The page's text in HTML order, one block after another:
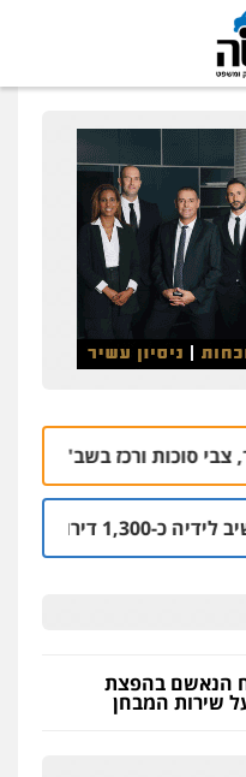
ורכז בשב"כ 10.08 | 13:25
הנאשם בהפצת
שירות המבחן